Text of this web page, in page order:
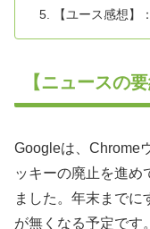
【ユース感想
【ニュースの要
Googleは、Chrome
ッキーの廃止を進め
ました。年末までに
が無くなる予定です